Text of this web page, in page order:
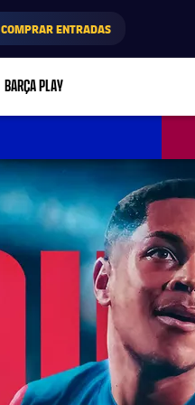
COMPRAR ENTRADAS
BARÇA PLAY